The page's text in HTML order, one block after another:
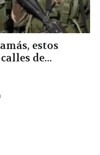
estos
de...